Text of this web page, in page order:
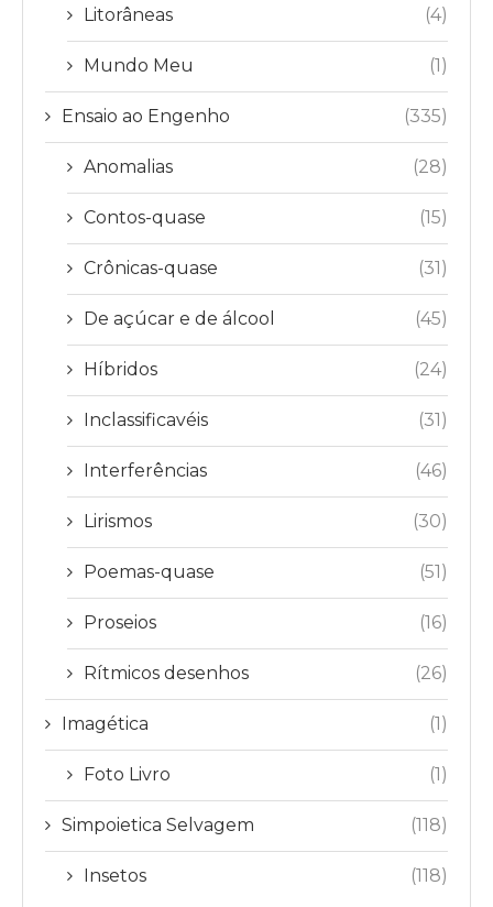
Litorâneas (4)
Mundo Meu (1)
Ensaio ao Engenho (335)
Anomalias (28)
Contos-quase (15)
Crônicas-quase (31)
De açúcar e de álcool (45)
Híbridos (24)
Inclassificavéis (31)
Interferências (46)
Lirismos (30)
Poemas-quase (51)
Proseios (16)
Rítmicos desenhos (26)
Imagética (1)
Foto Livro (1)
Simpoietica Selvagem (118)
Insetos (118)